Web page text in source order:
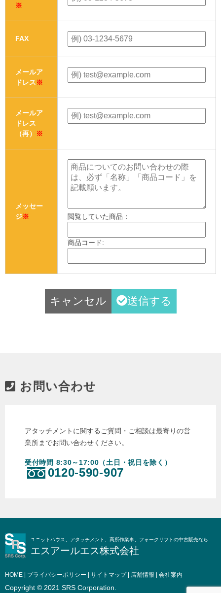
※
FAX
メールア
ドレス※
メールア
ドレス
（再）
※
メッセー
ジ※ 閲覧していた商品：
商品コード:
キャンセル 送信する
お問い合わせ
アタッチメントに関するご質問・ご相談は最寄りの営
業所までお問い合わせください。
受付時間 8:30～17:00（土日・祝日を除く）
0120-590-907
ユニットハウス、アタッチメント、高所作業車、フォークリフトの中古販売なら
エスアールエス株式会社
HOME プライバシーポリシー サイトマップ| 店舗情報 会社案内
Copyright © 2021 SRS Corporation.